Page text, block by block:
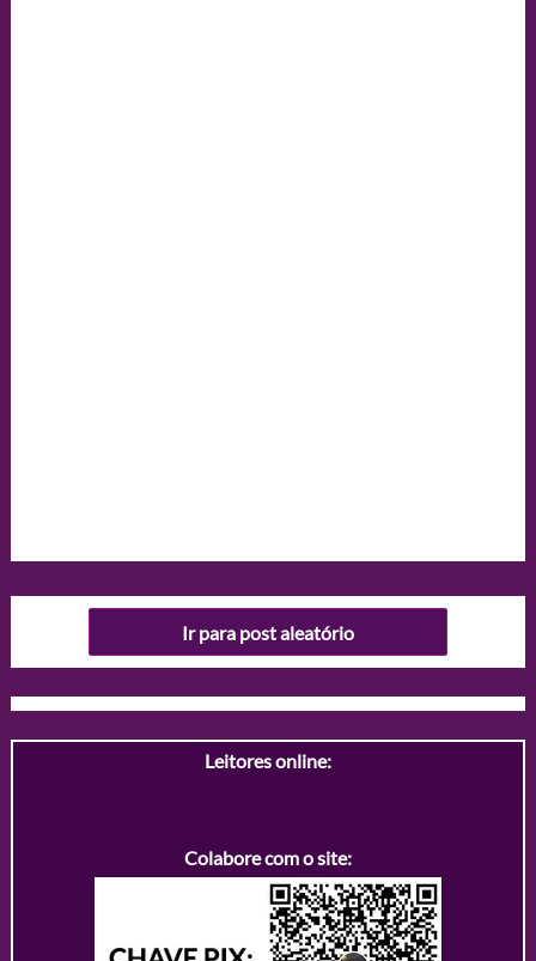
Ir para post aleatório
Leitores online:
Colabore com o site: